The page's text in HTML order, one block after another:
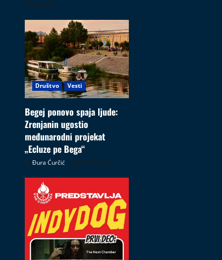
28.07.2026
Društvo Vesti
Begej ponovo spaja ljude:
Zrenjanin ugostio
međunarodni projekat
„Ecluze pe Bega“
Đura Ćurčić 26.07.2026